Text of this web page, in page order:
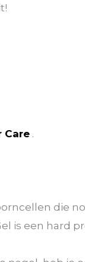
Care .
die
is een hard